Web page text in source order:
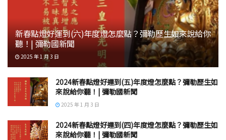
新春點燈好運到(六)年度燈怎麼點？彌勒歷生如來說給你
聽！| 彌勒國新聞
2025 年 1 月 3 日
2024新春點燈好運到(五)年度燈怎麼點？彌勒歷生如
來說給你聽！| 彌勒國新聞
2025 年 1 月 3 日
2024新春點燈好運到(四)年度燈怎麼點？彌勒歷生如
來說給你聽！| 彌勒國新聞